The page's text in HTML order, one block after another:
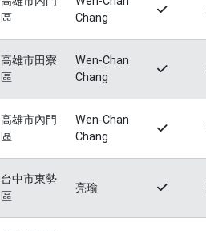
區
Chang
高雄市田寮
區
Wen-Chan
Chang
高雄市內門
區
Wen-Chan
Chang
台中市東勢
區
亮瑜